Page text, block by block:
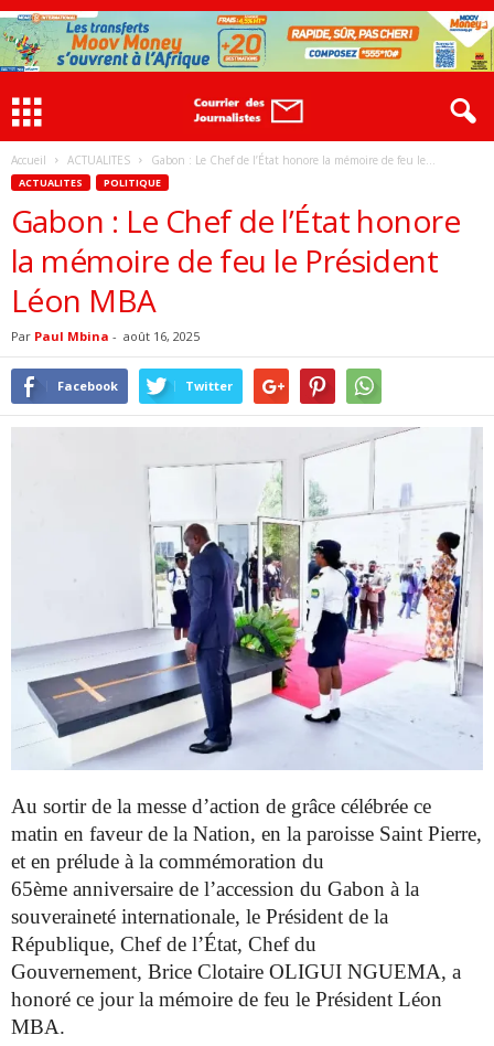
Accueil ACTUALITES Gabon : Le Chef de l’État honore la mémoire de feu le...
ACTUALITES POLITIQUE
Gabon : Le Chef de l’État honore
la mémoire de feu le Président
Léon MBA
Par Paul Mbina - août 16, 2025
Facebook Twitter
Au sortir de la messe d’action de grâce célébrée ce
matin en faveur de la Nation, en la paroisse Saint Pierre,
et en prélude à la commémoration du
65ème anniversaire de l’accession du Gabon à la
souveraineté internationale, le Président de la
République, Chef de l’État, Chef du
Gouvernement, Brice Clotaire OLIGUI NGUEMA, a
honoré ce jour la mémoire de feu le Président Léon
MBA.